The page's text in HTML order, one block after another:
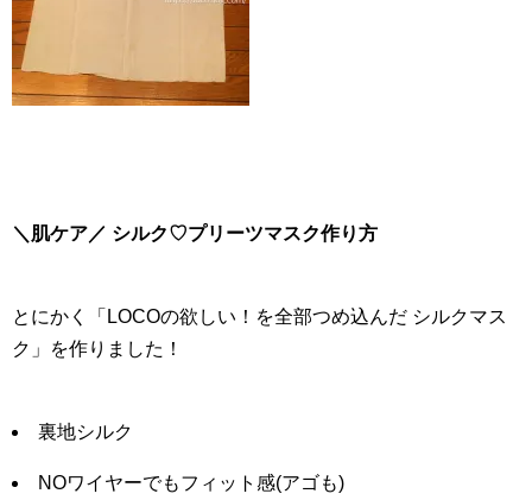
＼肌ケア／ シルク♡プリーツマスク作り方
とにかく「LOCOの欲しい！を全部つめ込んだ シルクマス
ク」を作りました！
裏地シルク
NOワイヤーでもフィット感(アゴも)